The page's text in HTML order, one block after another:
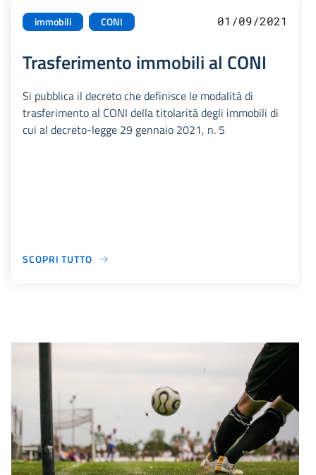
immobili CONI 01/09/2021
Trasferimento immobili al CONI
Si pubblica il decreto che definisce le modalità di
trasferimento al CONI della titolarità degli immobili di
cui al decreto-legge 29 gennaio 2021, n. 5
SCOPRI TUTTO